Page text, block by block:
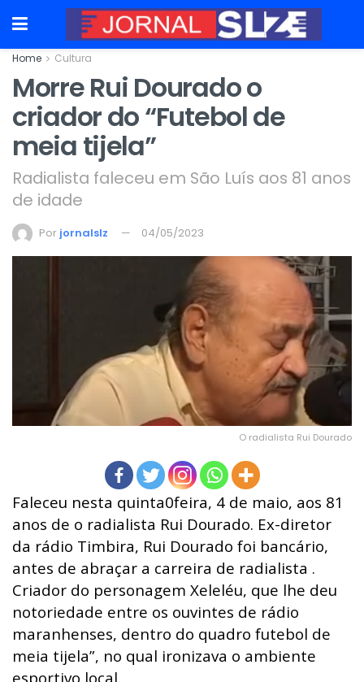
Home Cultura
Morre Rui Dourado o
criador do “Futebol de
meia tijela”
Radialista faleceu em São Luís aos 81 anos
de idade
Por jornalslz 04/05/2023
O radialista Rui Dourado
Faleceu nesta quinta0feira, 4 de maio, aos 81
anos de o radialista Rui Dourado. Ex-diretor
da rádio Timbira, Rui Dourado foi bancário,
antes de abraçar a carreira de radialista .
Criador do personagem Xeleléu, que lhe deu
notoriedade entre os ouvintes de rádio
maranhenses, dentro do quadro futebol de
meia tijela”, no qual ironizava o ambiente
esportivo local.